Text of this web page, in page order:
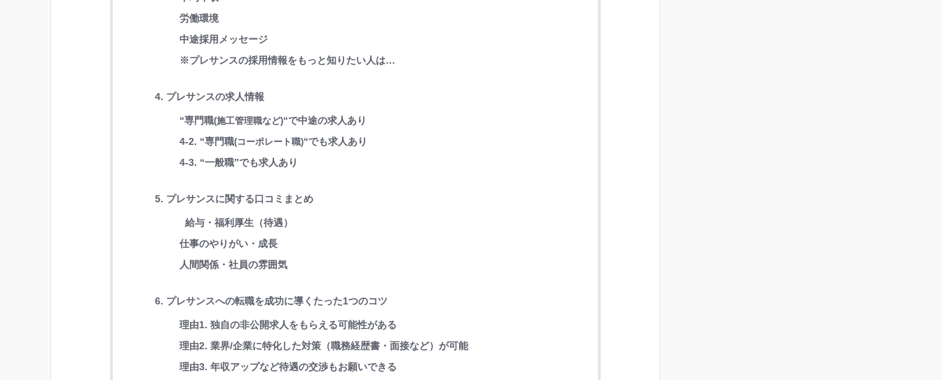
労働環境
中途採用メッセージ
※プレサンスの採用情報をもっと知りたい人は…
4. プレサンスの求人情報
“専門職(施工管理職など)“で中途の求人あり
4-2. “専門職(コーポレート職)“でも求人あり
4-3. “一般職”でも求人あり
5. プレサンスに関する口コミまとめ
給与・福利厚生（待遇）
仕事のやりがい・成長
人間関係・社員の雰囲気
6. プレサンスへの転職を成功に導くたった1つのコツ
理由1. 独自の非公開求人をもらえる可能性がある
理由2. 業界/企業に特化した対策（職務経歴書・面接など）が可能
理由3. 年収アップなど待遇の交渉もお願いできる